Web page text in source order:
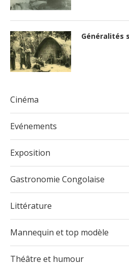
Généralités
Cinéma
Evénements
Exposition
Gastronomie Congolaise
Littérature
Mannequin et top modèle
Théâtre et humour